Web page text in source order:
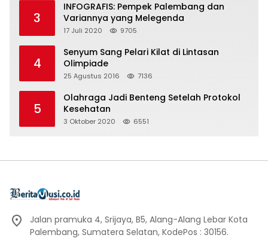
3
INFOGRAFIS: Pempek Palembang dan
Variannya yang Melegenda
17 Juli 2020 9705
4
Senyum Sang Pelari Kilat di Lintasan
Olimpiade
25 Agustus 2016 7136
5
Olahraga Jadi Benteng Setelah Protokol
Kesehatan
3 Oktober 2020 6551
Jalan pramuka 4, Srijaya, B5, Alang-Alang Lebar Kota
Palembang, Sumatera Selatan, KodePos : 30156.